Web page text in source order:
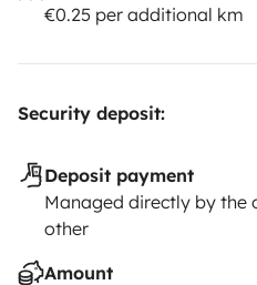
€0.25 per additional km
Security deposit:
Deposit payment
Managed directly by the
other
Amount